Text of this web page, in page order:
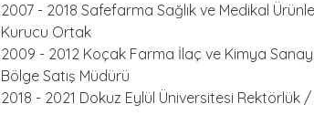
2007 - 2018 Safefarma Sağlık ve Medikal
Kurucu Ortak
2009 - 2012 Koçak Farma İlaç ve Kimya
Bölge Satış Müdürü
2018 - 2021 Dokuz Eylül Üniversitesi Rektörlük